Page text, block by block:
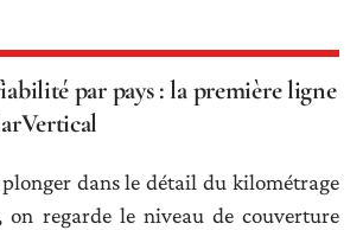
par pays : la première ligne
dans le détail du kilométrage
on regarde le niveau de couverture